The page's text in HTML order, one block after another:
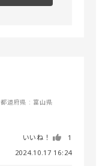
都道府県 : 富山県
いいね！
1
2024.10.17 16:24